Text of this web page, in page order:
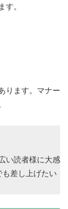
す。
ります。マナー
い読者様に大感
差し上げたい